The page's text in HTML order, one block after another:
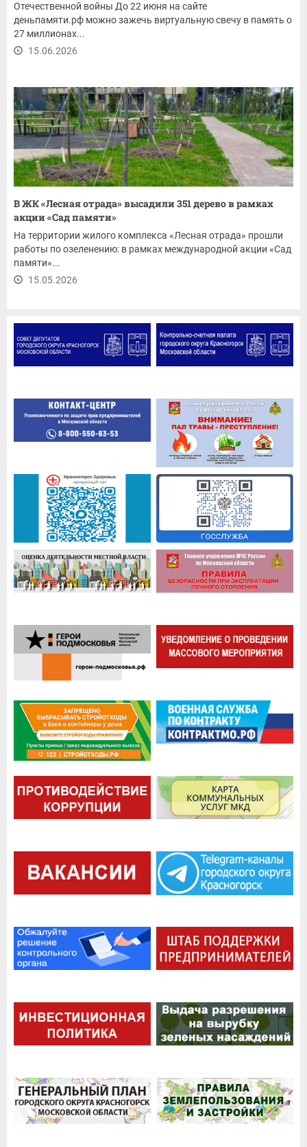
Отечественной войны До 22 июня на сайте
деньпамяти.рф можно зажечь виртуальную свечу в память о
27 миллионах...
15.06.2026
В ЖК «Лесная отрада» высадили 351 дерево в рамках
акции «Сад памяти»
На территории жилого комплекса «Лесная отрада» прошли
работы по озеленению: в рамках международной акции «Сад
памяти»...
15.05.2026